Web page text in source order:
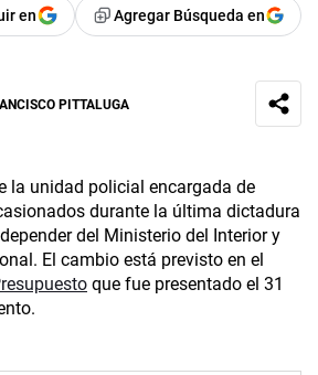
en Agregar Búsqueda en
PITTALUGA
la unidad policial encargada de
durante la última dictadura
del Ministerio del Interior y
El cambio está previsto en el
que fue presentado el 31